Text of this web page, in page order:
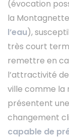
(évocation
la
l’eau),
très court
remettre en
l’attractivité
ville comme la
présentent
changement
capable de